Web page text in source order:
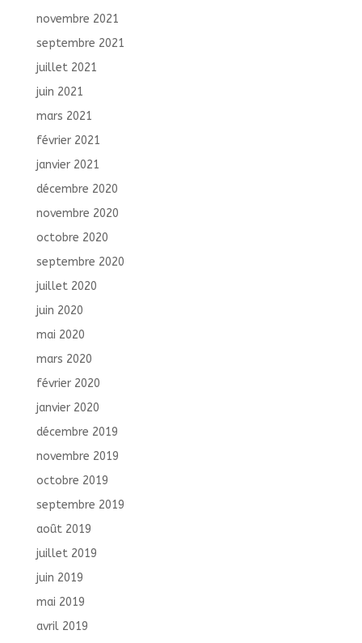
novembre 2021
septembre 2021
juillet 2021
juin 2021
mars 2021
février 2021
janvier 2021
décembre 2020
novembre 2020
octobre 2020
septembre 2020
juillet 2020
juin 2020
mai 2020
mars 2020
février 2020
janvier 2020
décembre 2019
novembre 2019
octobre 2019
septembre 2019
août 2019
juillet 2019
juin 2019
mai 2019
avril 2019